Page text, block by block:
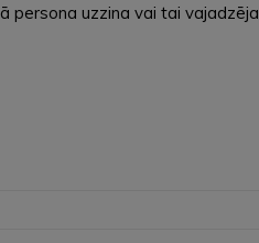
uzzina vai tai